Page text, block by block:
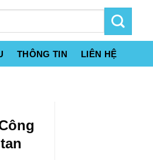
THÔNG TIN LIÊN HỆ